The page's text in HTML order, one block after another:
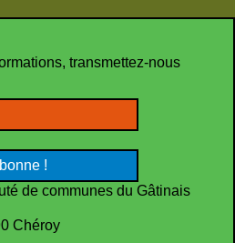
transmettez-nous
de communes du Gâtinais
Chéroy